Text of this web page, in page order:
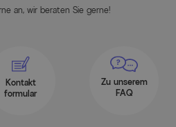
Atmungsaktiv, Schützt
erheblich
bei Lieferung: 1
an, wir beraten Sie gerne!
Kontakt
formular
Zu unserem
FAQ